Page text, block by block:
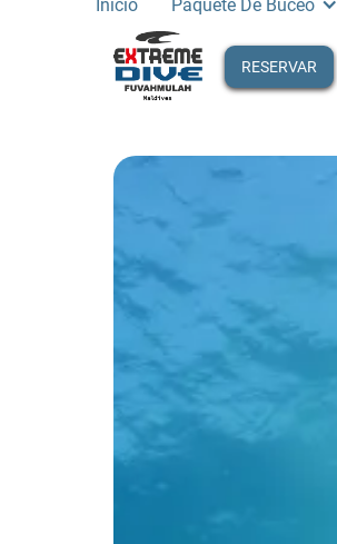
RESERVAR
Inicio Paquete De Buceo